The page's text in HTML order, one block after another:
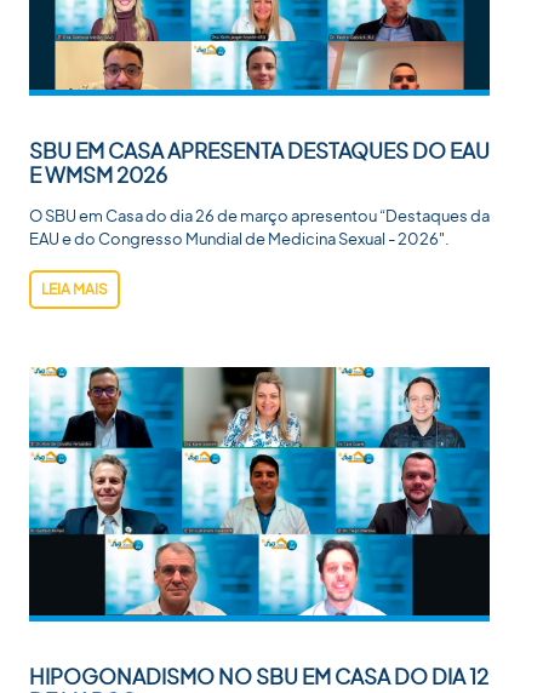
SBU EM CASA APRESENTA DESTAQUES DO EAU
E WMSM 2026
O SBU em Casa do dia 26 de março apresentou “Destaques da
EAU e do Congresso Mundial de Medicina Sexual - 2026".
LEIA MAIS
HIPOGONADISMO NO SBU EM CASA DO DIA 12